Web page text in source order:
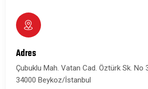
Adres
Çubuklu Mah. Vatan Cad. Öztürk Sk. No
34000 Beykoz/İstanbul